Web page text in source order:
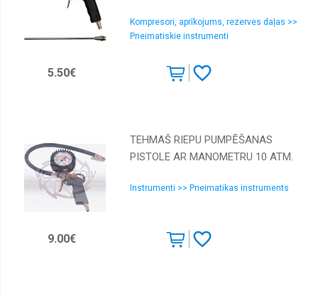
Kompresori, aprīkojums, rezerves daļas >>
Pneimatiskie instrumenti
5.50€
TEHMAŠ RIEPU PUMPĒŠANAS
PISTOLE AR MANOMETRU 10 ATM.
Instrumenti >> Pneimatikas instruments
9.00€